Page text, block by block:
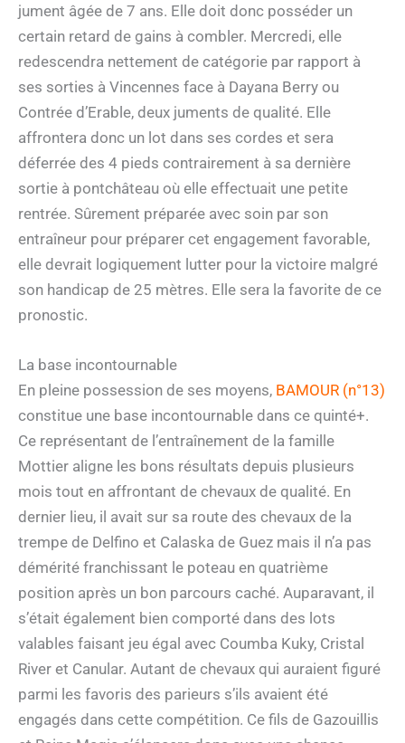
jument âgée de 7 ans. Elle doit donc posséder un
certain retard de gains à combler. Mercredi, elle
redescendra nettement de catégorie par rapport à
ses sorties à Vincennes face à Dayana Berry ou
Contrée d’Erable, deux juments de qualité. Elle
affrontera donc un lot dans ses cordes et sera
déferrée des 4 pieds contrairement à sa dernière
sortie à pontchâteau où elle effectuait une petite
rentrée. Sûrement préparée avec soin par son
entraîneur pour préparer cet engagement favorable,
elle devrait logiquement lutter pour la victoire malgré
son handicap de 25 mètres. Elle sera la favorite de ce
pronostic.
La base incontournable
En pleine possession de ses moyens, BAMOUR (n°13)
constitue une base incontournable dans ce quinté+.
Ce représentant de l’entraînement de la famille
Mottier aligne les bons résultats depuis plusieurs
mois tout en affrontant de chevaux de qualité. En
dernier lieu, il avait sur sa route des chevaux de la
trempe de Delfino et Calaska de Guez mais il n’a pas
démérité franchissant le poteau en quatrième
position après un bon parcours caché. Auparavant, il
s’était également bien comporté dans des lots
valables faisant jeu égal avec Coumba Kuky, Cristal
River et Canular. Autant de chevaux qui auraient figuré
parmi les favoris des parieurs s’ils avaient été
engagés dans cette compétition. Ce fils de Gazouillis